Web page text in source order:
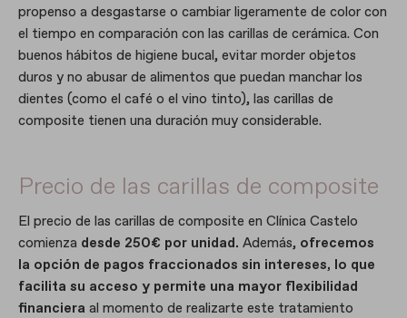
propenso a desgastarse o cambiar ligeramente de color con
el tiempo en comparación con las carillas de cerámica. Con
buenos hábitos de higiene bucal, evitar morder objetos
duros y no abusar de alimentos que puedan manchar los
dientes (como el café o el vino tinto), las carillas de
composite tienen una duración muy considerable.
Precio de las carillas de composite
El precio de las carillas de composite en Clínica Castelo
comienza desde 250€ por unidad. Además, ofrecemos
la opción de pagos fraccionados sin intereses, lo que
facilita su acceso y permite una mayor flexibilidad
financiera al momento de realizarte este tratamiento